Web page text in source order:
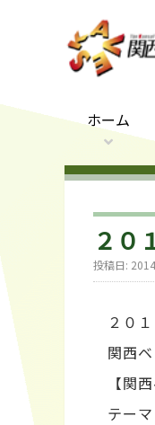
ホーム
２０
投稿日:
２０
関西
【関
テー